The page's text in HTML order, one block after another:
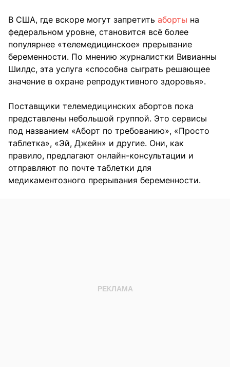
В США, где вскоре могут запретить аборты на
федеральном уровне, становится всё более
популярнее «телемедицинское» прерывание
беременности. По мнению журналистки Вивианны
Шилдс, эта услуга «способна сыграть решающее
значение в охране репродуктивного здоровья».
Поставщики телемедицинских абортов пока
представлены небольшой группой. Это сервисы
под названием «Аборт по требованию», «Просто
таблетка», «Эй, Джейн» и другие. Они, как
правило, предлагают онлайн-консультации и
отправляют по почте таблетки для
медикаментозного прерывания беременности.